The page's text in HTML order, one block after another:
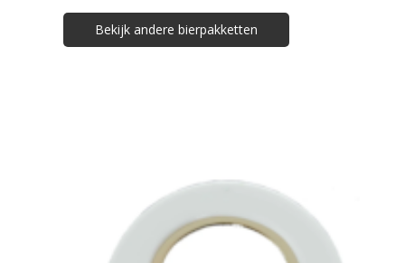
Bekijk andere bierpakketten